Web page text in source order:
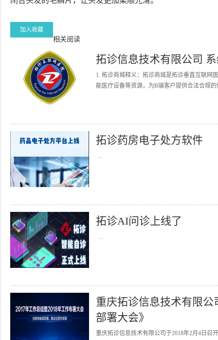
加入收藏
相关阅读
拓诊信息技术有限公司
1. 拓诊商城释义：拓诊商城是拓诊垂直互联网
能医疗设备等资源，为B端客户提供合法合规
拓诊药房电子处方软件
...
拓诊AI问诊上线了
...
重庆拓诊信息技术有限公
部署大会》
重庆拓诊信息技术有限公司于2018年2月4日召